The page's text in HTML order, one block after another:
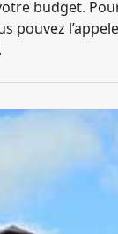
budget.
pouvez